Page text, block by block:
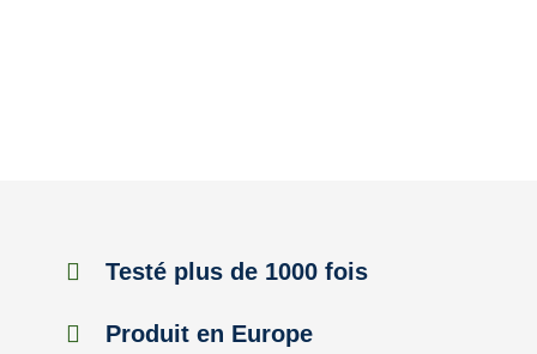
Testé plus de 1000 fois
Produit en Europe